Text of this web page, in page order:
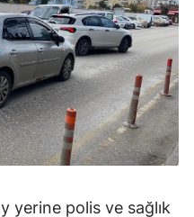
yerine polis ve sağlık